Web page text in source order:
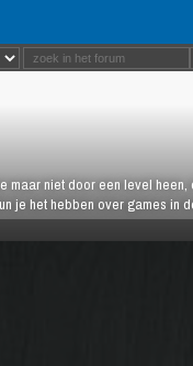
niet door een level heen,
je het hebben over games in